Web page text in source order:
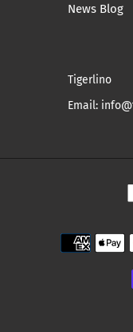
News Blog
Tigerlino
Email: